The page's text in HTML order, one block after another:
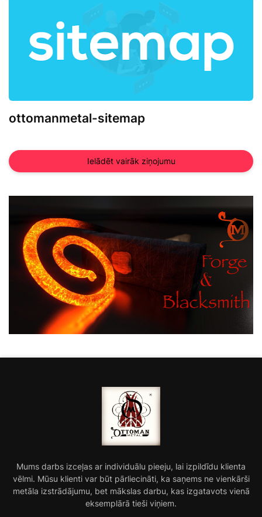
ottomanmetal-sitemap
Ielādēt vairāk ziņojumu
Mums darbs izceļas ar individuālu pieeju, lai izpildīdu klienta
vēlmi. Mūsu klienti var būt pārliecināti, ka saņems ne vienkārši
metāla izstrādājumu, bet mākslas darbu, kas izgatavots vienā
eksemplārā tieši viņiem.